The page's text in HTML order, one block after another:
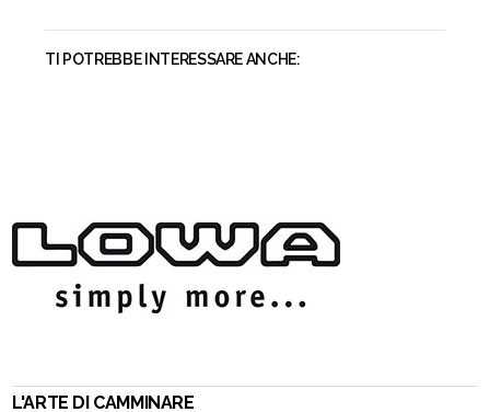
TI POTREBBE INTERESSARE ANCHE:
L'ARTE DI CAMMINARE